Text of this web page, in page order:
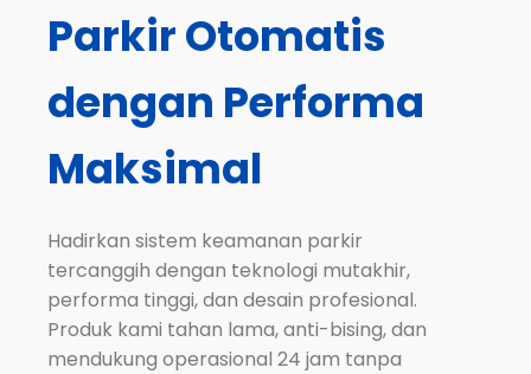
Parkir Otomatis
dengan Performa
Maksimal
Hadirkan sistem keamanan parkir
tercanggih dengan teknologi mutakhir,
performa tinggi, dan desain profesional.
Produk kami tahan lama, anti-bising, dan
mendukung operasional 24 jam tanpa